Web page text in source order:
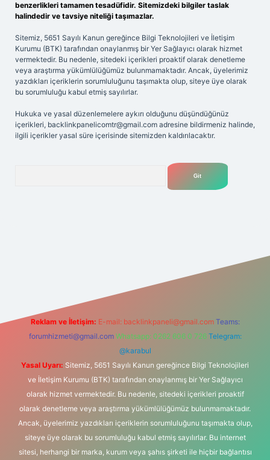
benzerlikleri tamamen tesadüfidir. Sitemizdeki bilgiler taslak
halindedir ve tavsiye niteliği taşımazlar.
Sitemiz, 5651 Sayılı Kanun gereğince Bilgi Teknolojileri ve İletişim
Kurumu (BTK) tarafından onaylanmış bir Yer Sağlayıcı olarak hizmet
vermektedir. Bu nedenle, sitedeki içerikleri proaktif olarak denetleme
veya araştırma yükümlülüğümüz bulunmamaktadır. Ancak, üyelerimiz
yazdıkları içeriklerin sorumluluğunu taşımakta olup, siteye üye olarak
bu sorumluluğu kabul etmiş sayılırlar.
Hukuka ve yasal düzenlemelere aykırı olduğunu düşündüğünüz
içerikleri, backlinkpanelicomtr@gmail.com adresine bildirmeniz halinde,
ilgili içerikler yasal süre içerisinde sitemizden kaldırılacaktır.
Reklam ve İletişim: E-mail: backlinkpaneli@gmail.com Teams:
forumhizmeti@gmail.com Whatsapp: 0262 606 0 726 Telegram:
@karabul
Yasal Uyarı: Sitemiz, 5651 Sayılı Kanun gereğince Bilgi Teknolojileri
ve İletişim Kurumu (BTK) tarafından onaylanmış bir Yer Sağlayıcı
olarak hizmet vermektedir. Bu nedenle, sitedeki içerikleri proaktif
olarak denetleme veya araştırma yükümlülüğümüz bulunmamaktadır.
Ancak, üyelerimiz yazdıkları içeriklerin sorumluluğunu taşımakta olup,
siteye üye olarak bu sorumluluğu kabul etmiş sayılırlar. Bu internet
sitesi, herhangi bir marka, kurum veya şahıs şirketi ile hiçbir bağlantısı